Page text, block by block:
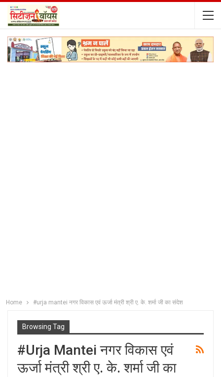
Home #urja mantei नगर विकास एवं ऊर्जा मंत्री श्री ए. के. शर्मा जी का संदेश
Browsing Tag
#urja Mantei नगर विकास एवं
ऊर्जा मंत्री श्री ए. के. शर्मा जी का